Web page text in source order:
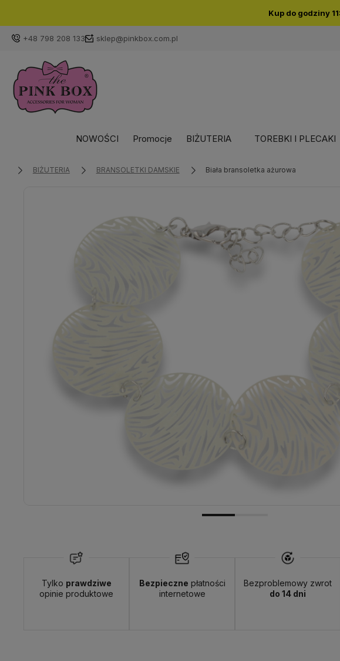
Kup do godziny
+48 798 208 133 sklep@pinkbox.com.pl
NOWOŚCI Promocje BIŻUTERIA TOREBKI I PLECAKI
BIŻUTERIA BRANSOLETKI DAMSKIE Biała bransoletka ażurowa
Tylko prawdziwe
opinie produktowe
Bezpieczne płatności
internetowe
Bezproblemowy zwrot
do 14 dni
Wyślemy do Ciebie w: 24 godziny Dostawa: od 13,00 zł -